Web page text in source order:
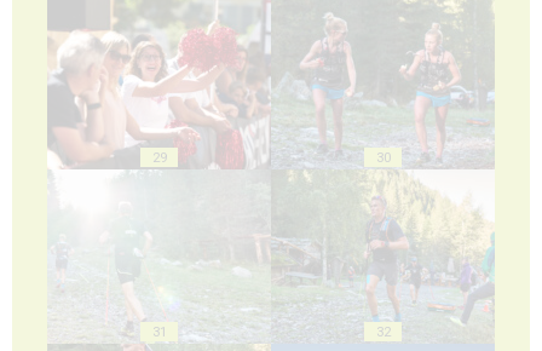
29 30
31 32